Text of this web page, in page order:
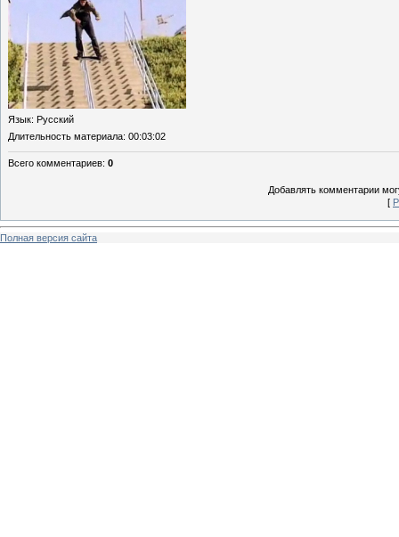
Язык: Русский
Длительность материала: 00:03:02
Всего комментариев: 0
Добавлять комментарии
[
Полная версия сайта